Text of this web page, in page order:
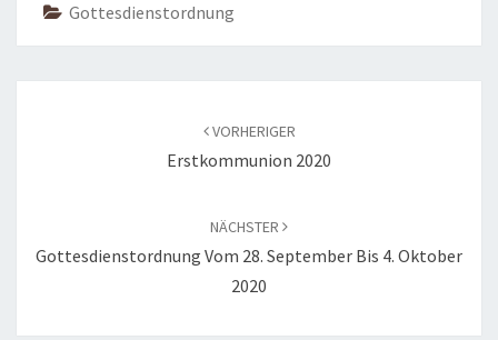
Gottesdienstordnung
VORHERIGER
Erstkommunion 2020
NÄCHSTER
Gottesdienstordnung Vom 28. September Bis 4. Oktober
2020